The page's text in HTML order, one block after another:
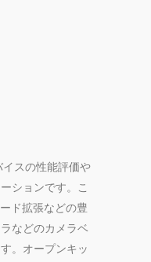
スの性能評価や
ションです。こ
ド拡張などの豊
などのカメラベ
。オープンキッ